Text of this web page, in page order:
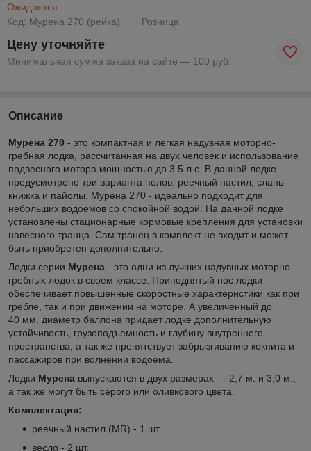
Ожидается
Код: Мурена 270 (рейка)
Розница
Цену уточняйте
Минимальная сумма заказа на сайте — 100 руб.
Описание
Мурена 270 - это компактная и легкая надувная моторно-
гребная лодка, рассчитанная на двух человек и использование
подвесного мотора мощностью до 3.5 л.с. В данной лодке
предусмотрено три варианта полов: реечный настил, слань-
книжка и пайолы. Мурена 270 - идеально подходит для
небольших водоемов со спокойной водой. На данной лодке
установлены стационарные кормовые крепления для установки
навесного транца. Сам транец в комплект не входит и может
быть приобретен дополнительно.
Лодки серии Мурена - это одни из лучших надувных моторно-
гребных лодок в своем классе. Приподнятый нос лодки
обеспечивает повышенные скоростные характеристики как при
гребле, так и при движении на моторе. А увеличенный до
40 мм. диаметр баллона придает лодке дополнительную
устойчивость, грузоподъемность и глубину внутреннего
пространства, а так же препятствует забрызгиванию кокпита и
пассажиров при волнении водоема.
Лодки Мурена выпускаются в двух размерах — 2,7 м. и 3,0 м.,
а так же могут быть серого или оливкового цвета.
Комплектация:
реечный настил (MR) - 1 шт.
весло - 2 шт.